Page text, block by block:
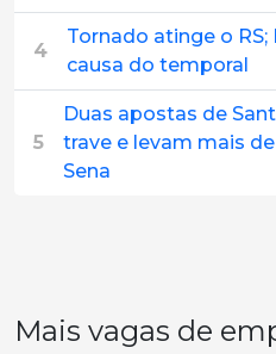
4
Tornado atinge o
causa do temporal
5
Duas apostas de
trave e levam mais
Sena
Mais vagas de